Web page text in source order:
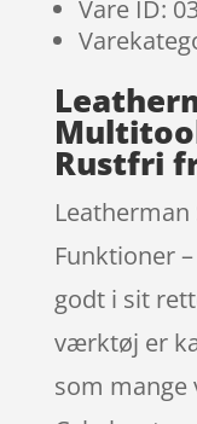
Vare ID:
Rustfri
Funktioner
godt i sit
værktøj er
som